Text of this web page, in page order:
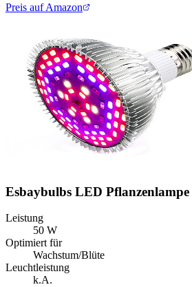
Preis auf Amazon
Esbaybulbs LED Pflanzenlampe
Leistung
50 W
Optimiert für
Wachstum/Blüte
Leuchtleistung
k.A.